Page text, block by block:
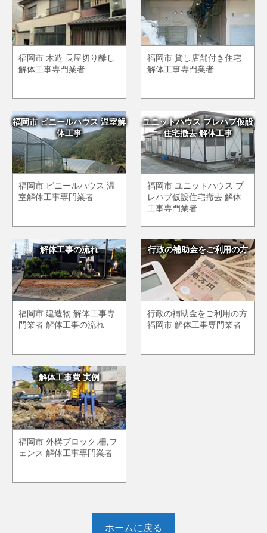
福岡市 木造 長屋切り離し
解体工事専門業者
福岡市 貸し店舗付き住宅
解体工事専門業者
福岡市 ビニールハウス 温室解
体工事
福岡市 ビニールハウス 温
室解体工事専門業者
ユニットハウス プレハブ仮設
住宅撤去 解体工事
福岡市 ユニットハウス プ
レハブ仮設住宅撤去 解体
工事専門業者
解体工事の流れ
福岡市 建造物 解体工事専
門業者 解体工事の流れ
行政の補助金をご利用の方
行政の補助金をご利用の方
福岡市 解体工事専門業者
解体工事費 実例
福岡市 外構ブロック,柵,フ
ェンス 解体工事専門業者
ホームに戻る